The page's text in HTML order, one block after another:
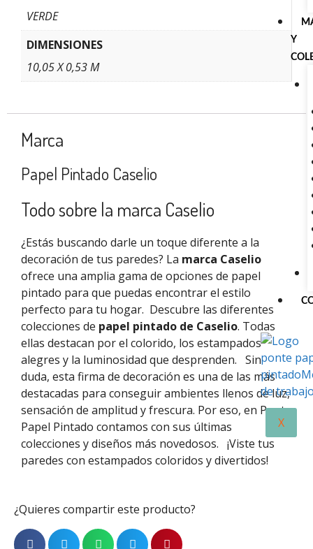
Y
X
VERDE
DIMENSIONES
10,05 X 0,53 M
Marca
Papel Pintado Caselio
Todo sobre la marca Caselio
¿Estás buscando darle un toque diferente a la
decoración de tus paredes? La marca Caselio
ofrece una amplia gama de opciones de papel
pintado para que puedas encontrar el estilo
perfecto para tu hogar. Descubre las diferentes
colecciones de papel pintado de Caselio. Todas
ellas destacan por el colorido, los estampados
alegres y la luminosidad que desprenden. Sin
duda, esta firma de decoración es una de las más
destacadas para conseguir ambientes llenos de luz,
sensación de amplitud y frescura. Por eso, en Ponte
Papel Pintado contamos con sus últimas
colecciones y diseños más novedosos. ¡Viste tus
paredes con estampados coloridos y divertidos!
¿Quieres compartir este producto?